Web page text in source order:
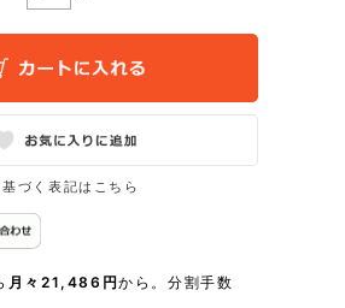
づく表記はこちら
月々21,486円から。分割手数